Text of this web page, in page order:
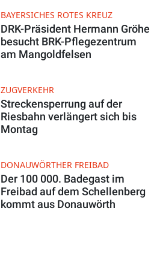
BAYERSICHES ROTES KREUZ
DRK-Präsident Hermann Gröhe
besucht BRK-Pflegezentrum
am Mangoldfelsen
ZUGVERKEHR
Streckensperrung auf der
Riesbahn verlängert sich bis
Montag
DONAUWÖRTHER FREIBAD
Der 100 000. Badegast im
Freibad auf dem Schellenberg
kommt aus Donauwörth